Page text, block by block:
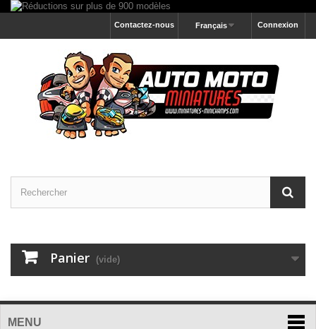
Connexion
Français
Contactez-nous
Panier (vide)
MENU